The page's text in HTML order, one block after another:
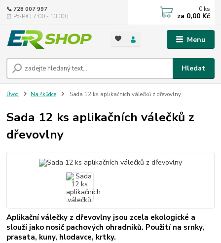
Menu
Hledat
📞 728 007 997
⏰ Po-Pá | 7:00 - 13:30 |
0 ks
za 0,00 Kč
Úvod Na škůdce Sada 12 ks aplikačních válečků z dřevovlny
Sada 12 ks aplikačních válečků z
dřevovlny
Aplikační válečky z dřevovlny jsou zcela ekologické a
slouží jako nosič pachových ohradníků. Použití na srnky,
prasata, kuny, hlodavce, krtky.